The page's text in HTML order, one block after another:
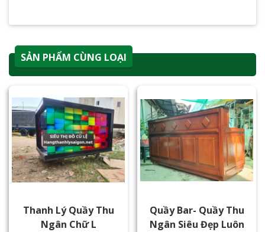
SẢN PHẨM CÙNG LOẠI
Thanh Lý Quầy Thu
Ngân Chữ L
Quầy Bar- Quầy Thu
Ngân Siêu Đẹp Luôn